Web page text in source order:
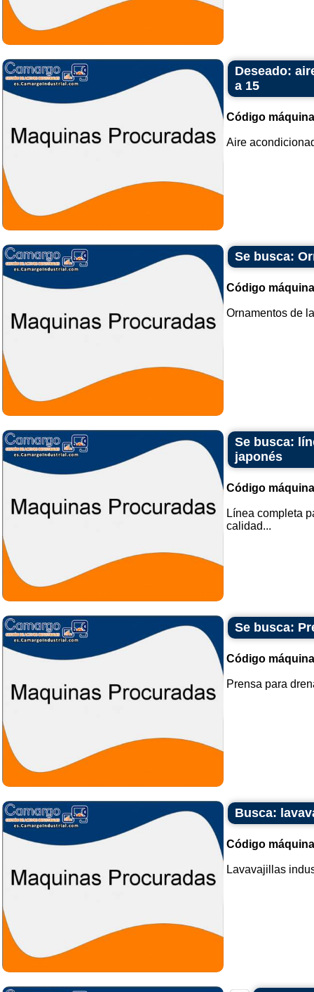
Deseado:
a 15
Código
Aire
Se busca:
Código
Ornamentos de
Se busca:
japonés
Código
Línea completa
calidad...
Se busca:
Código
Prensa para
Busca:
Código
Lavavajillas